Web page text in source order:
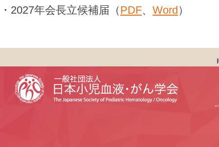
・2027年会長立候補届（PDF、 Word）